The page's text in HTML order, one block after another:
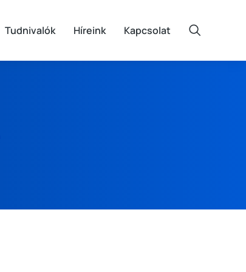
Tudnivalók Híreink Kapcsolat